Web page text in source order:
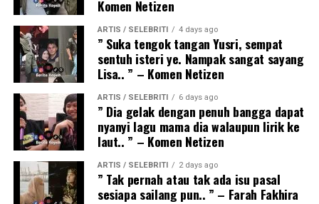
Komen Netizen
ARTIS / SELEBRITI 4 days ago
” Suka tengok tangan Yusri, sempat
sentuh isteri ye. Nampak sangat sayang
Lisa.. ” – Komen Netizen
ARTIS / SELEBRITI 6 days ago
” Dia gelak dengan penuh bangga dapat
nyanyi lagu mama dia walaupun lirik ke
laut.. ” – Komen Netizen
ARTIS / SELEBRITI 2 days ago
” Tak pernah atau tak ada isu pasal
sesiapa sailang pun.. ” – Farah Fakhira